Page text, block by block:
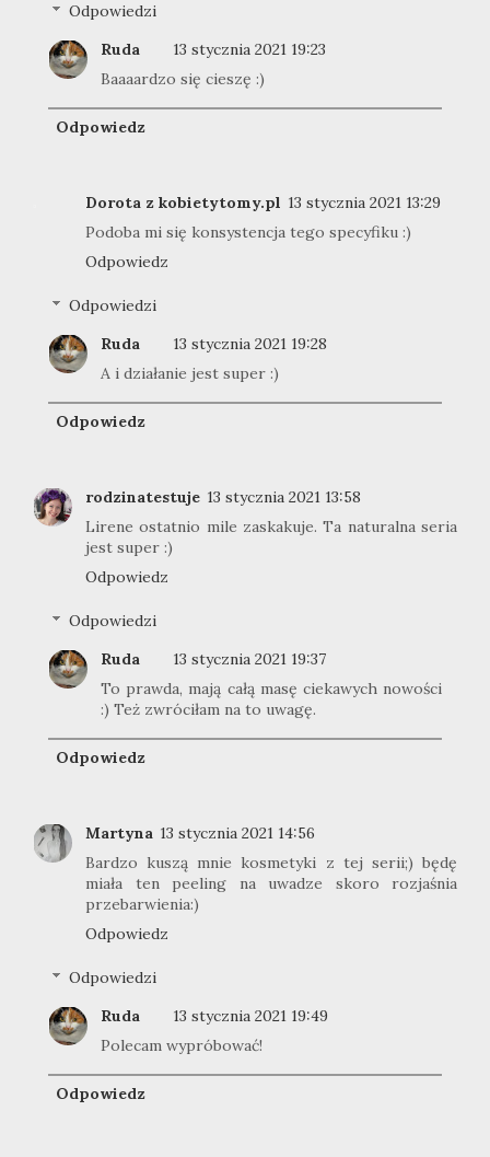
Odpowiedzi
Ruda
13 stycznia 2021 19:23
Baaaardzo się cieszę :)
Odpowiedz
Dorota z kobietytomy.pl 13 stycznia 2021 13:29
Podoba mi się konsystencja tego specyfiku :)
Odpowiedz
Odpowiedzi
Ruda
13 stycznia 2021 19:28
A i działanie jest super :)
Odpowiedz
rodzinatestuje 13 stycznia 2021 13:58
Lirene ostatnio mile zaskakuje. Ta naturalna seria
jest super :)
Odpowiedz
Odpowiedzi
Ruda
13 stycznia 2021 19:37
To prawda, mają całą masę ciekawych nowości
:) Też zwróciłam na to uwagę.
Odpowiedz
Martyna 13 stycznia 2021 14:56
Bardzo kuszą mnie kosmetyki z tej serii;) będę
miała ten peeling na uwadze skoro rozjaśnia
przebarwienia:)
Odpowiedz
Odpowiedzi
Ruda
13 stycznia 2021 19:49
Polecam wypróbować!
Odpowiedz